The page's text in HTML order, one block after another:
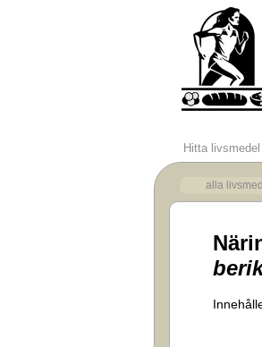
Hitta livsmedel
alla